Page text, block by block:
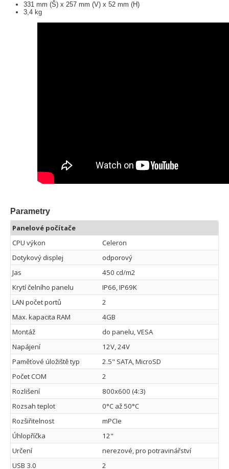
331 mm (Š) x 257 mm (V) x 52 mm (H)
3,4 kg
Parametry
Panelové počítače
CPU výkon
Celeron
Dotykový displej
odporový
Jas
450 cd/m2
Krytí čelního panelu
IP66, IP69K
LAN počet portů
2
Max. kapacita RAM
4GB
Montáž
do panelu, VESA
Napájení
12V, 24V
Paměťové úložiště typ
2.5" SATA, MicroSD
Počet COM
2
Rozlišení
800x600 (4:3)
Rozsah teplot
0°C až 50°C
Rozšiřitelnost
mPCIe
Úhlopříčka
12"
Určení
nerezové, pro potravinářství
USB 3.0
2